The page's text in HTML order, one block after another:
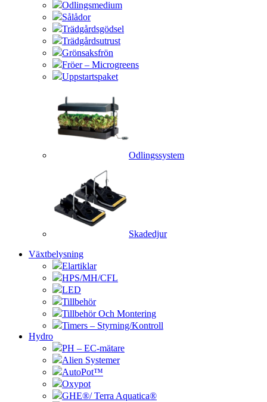
Odlingsmedium
Sålådor
Trädgårdsgödsel
Trädgårdsutrust
Grönsaksfrön
Fröer – Microgreens
Uppstartspaket
Odlingssystem
Skadedjur
Växtbelysning
Elartiklar
HPS/MH/CFL
LED
Tillbehör
Tillbehör Och Montering
Timers – Styrning/Kontroll
Hydro
PH – EC-mätare
Alien Systemer
AutoPot™
Oxypot
GHE®/ Terra Aquatica®